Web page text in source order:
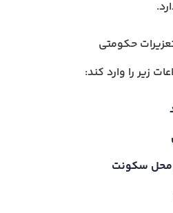
زیر را وارد کند:
محل سکونت